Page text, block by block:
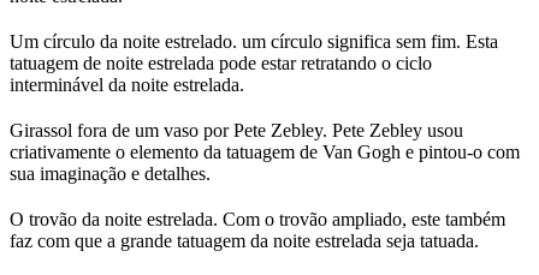
Um círculo da noite estrelado. um círculo significa sem fim. Esta
tatuagem de noite estrelada pode estar retratando o ciclo
interminável da noite estrelada.
Girassol fora de um vaso por Pete Zebley. Pete Zebley usou
criativamente o elemento da tatuagem de Van Gogh e pintou-o com
sua imaginação e detalhes.
O trovão da noite estrelada. Com o trovão ampliado, este também
faz com que a grande tatuagem da noite estrelada seja tatuada.